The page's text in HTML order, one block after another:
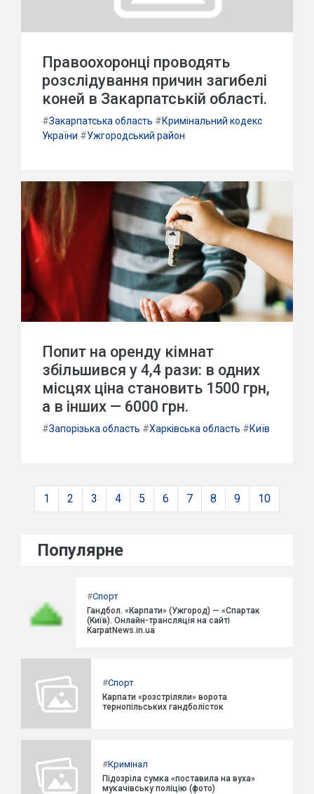
Правоохоронці проводять
розслідування причин загибелі
коней в Закарпатській області.
#Закарпатська область #Кримінальний кодекс
України #Ужгородський район
Попит на оренду кімнат
збільшився у 4,4 рази: в одних
місцях ціна становить 1500 грн,
а в інших — 6000 грн.
#Запорізька область #Харківська область #Київ
1 2 3 4 5 6 7 8 9 10
Популярне
#Спорт
Гандбол. «Карпати» (Ужгород) — «Спартак
(Київ). Онлайн-трансляція на сайті
KarpatNews.in.ua
#Спорт
Карпати «розстріляли» ворота
тернопільських гандболісток
#Кримінал
Підозріла сумка «поставила на вуха»
мукачівську поліцію (фото)